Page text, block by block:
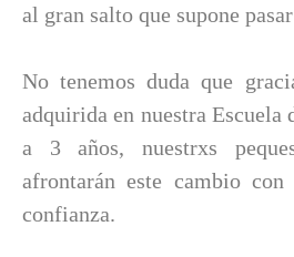
al gran salto que supone
No tenemos duda que
adquirida en nuestra Escuela
a 3 años, nuestrxs
afrontarán este cambio
confianza.